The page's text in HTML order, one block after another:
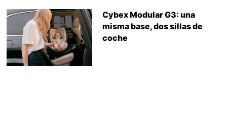
Cybex Modular G3: una
misma base, dos sillas de
coche